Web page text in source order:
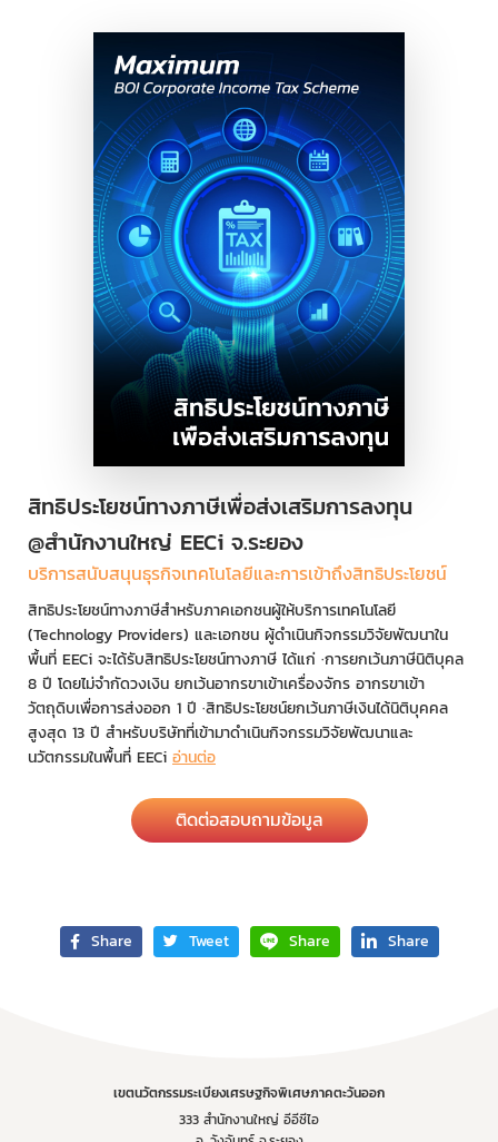
สิทธิประโยชน์ทางภาษีเพื่อส่งเสริมการลงทุน
@สำนักงานใหญ่ EECi จ.ระยอง
บริการสนับสนุนธุรกิจเทคโนโลยีและการเข้าถึงสิทธิประโยชน์
สิทธิประโยชน์ทางภาษีสำหรับภาคเอกชนผู้ให้บริการเทคโนโลยี
(Technology Providers) และเอกชน ผู้ดำเนินกิจกรรมวิจัยพัฒนาใน
พื้นที่ EECi จะได้รับสิทธิประโยชน์ทางภาษี ได้แก่ ·การยกเว้นภาษีนิติบุคล
8 ปี โดยไม่จำกัดวงเงิน ยกเว้นอากรขาเข้าเครื่องจักร อากรขาเข้า
วัตถุดิบเพื่อการส่งออก 1 ปี ·สิทธิประโยชน์ยกเว้นภาษีเงินได้นิติบุคคล
สูงสุด 13 ปี สำหรับบริษัทที่เข้ามาดำเนินกิจกรรมวิจัยพัฒนาและ
นวัตกรรมในพื้นที่ EECi อ่านต่อ
ติดต่อสอบถามข้อมูล
Share Tweet Share Share
เขตนวัตกรรมระเบียงเศรษฐกิจพิเศษภาคตะวันออก
333 สำนักงานใหญ่ อีอีซีไอ